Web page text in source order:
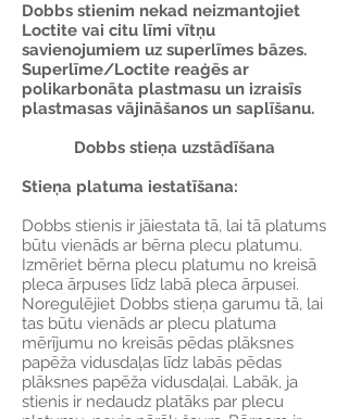
Dobbs stienim nekad neizmantojiet
Loctite vai citu līmi vītņu
savienojumiem uz superlīmes bāzes.
Superlīme/Loctite reaģēs ar
polikarbonāta plastmasu un izraisīs
plastmasas vājināšanos un saplīšanu.
Dobbs stieņa uzstādīšana
Stieņa platuma iestatīšana:
Dobbs stienis ir jāiestata tā, lai tā platums
būtu vienāds ar bērna plecu platumu.
Izmēriet bērna plecu platumu no kreisā
pleca ārpuses līdz labā pleca ārpusei.
Noregulējiet Dobbs stieņa garumu tā, lai
tas būtu vienāds ar plecu platuma
mērījumu no kreisās pēdas plāksnes
papēža vidusdaļas līdz labās pēdas
plāksnes papēža vidusdaļai. Labāk, ja
stienis ir nedaudz platāks par plecu